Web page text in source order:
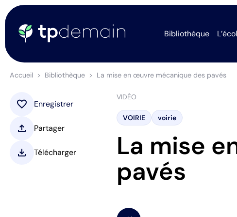
Bibliothèque
Accueil Bibliothèque La mise en œuvre mécanique des pavés
VIDÉO
VOIRIE voirie
La mise
pavés
favorite Enregistrer
upload Partager
download Télécharger